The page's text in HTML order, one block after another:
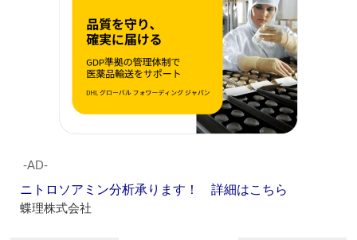
‐AD‐
ニトロソアミン分析承ります！ 詳細はこちら
蝶理株式会社